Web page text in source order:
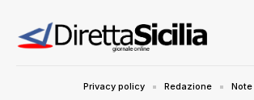
Privacy policy Redazione